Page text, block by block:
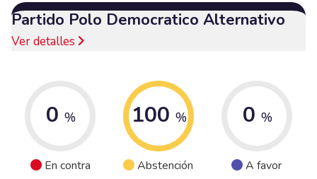
Partido Polo Democratico Alternativo
Ver detalles
0 %
En contra
100 %
Abstención
0 %
A favor